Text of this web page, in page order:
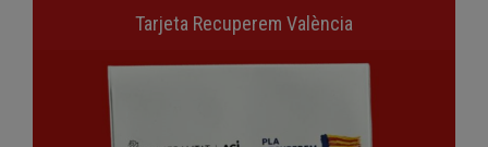
Tarjeta Recuperem València